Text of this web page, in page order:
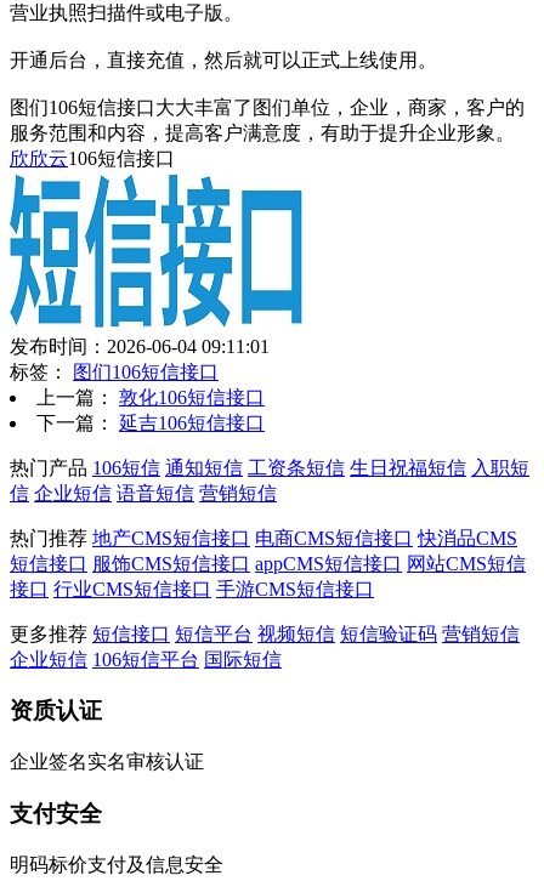
营业执照扫描件或电子版。
开通后台，直接充值，然后就可以正式上线使用。
图们106短信接口大大丰富了图们单位，企业，商家，客户的
服务范围和内容，提高客户满意度，有助于提升企业形象。
欣欣云106短信接口
发布时间：2026-06-04 09:11:01
标签：
图们106短信接口
上一篇： 敦化106短信接口
下一篇： 延吉106短信接口
热门产品 106短信 通知短信 工资条短信 生日祝福短信 入职短
信 企业短信 语音短信 营销短信
热门推荐 地产CMS短信接口 电商CMS短信接口 快消品CMS
短信接口 服饰CMS短信接口 appCMS短信接口 网站CMS短信
接口 行业CMS短信接口 手游CMS短信接口
更多推荐 短信接口 短信平台 视频短信 短信验证码 营销短信
企业短信 106短信平台 国际短信
资质认证
企业签名实名审核认证
支付安全
明码标价支付及信息安全